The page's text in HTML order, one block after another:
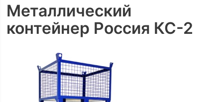
Металлический
контейнер Россия КС-2